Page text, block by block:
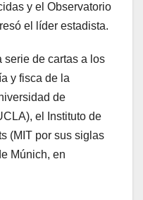
y el Observatorio
el líder estadista.
serie de cartas a los
y fisca de la
de
el Instituto de
(MIT por sus siglas
Múnich, en